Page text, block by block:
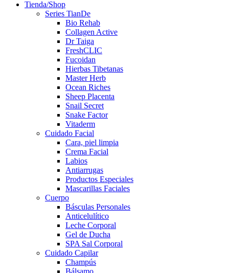
Tienda/Shop
Series TianDe
Bio Rehab
Collagen Active
Dr Taiga
FreshCLIC
Fucoidan
Hierbas Tibetanas
Master Herb
Ocean Riches
Sheep Placenta
Snail Secret
Snake Factor
Vitaderm
Cuidado Facial
Cara, piel limpia
Crema Facial
Labios
Antiarrugas
Productos Especiales
Mascarillas Faciales
Cuerpo
Básculas Personales
Anticelulítico
Leche Corporal
Gel de Ducha
SPA Sal Corporal
Cuidado Capilar
Champús
Bálsamo